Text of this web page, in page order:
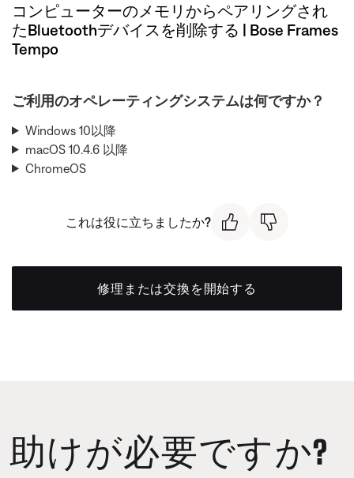
コンピューターのメモリからペアリングされ
たBluetoothデバイスを削除する | Bose Frames
Tempo
ご利用のオペレーティングシステムは何ですか？
Windows 10以降
macOS 10.4.6 以降
ChromeOS
これは役に立ちましたか?
修理または交換を開始する
助けが必要ですか?